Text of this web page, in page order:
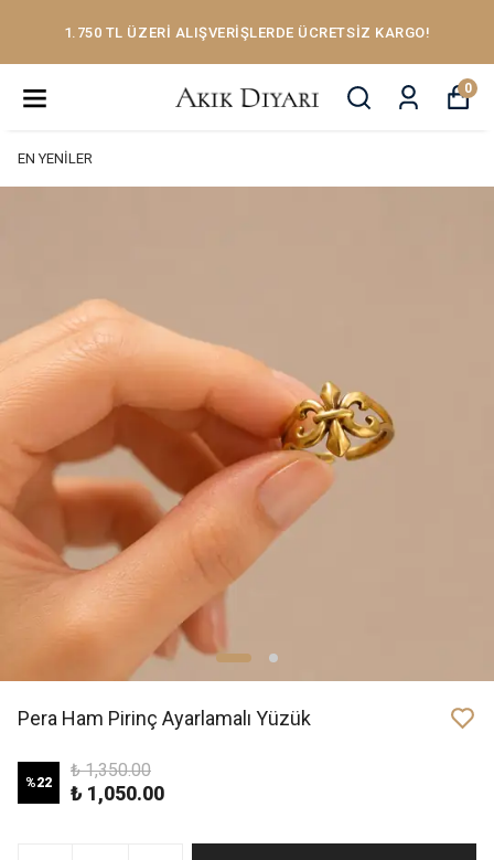
1.750 TL ÜZERİ ALIŞVERİŞLERDE ÜCRETSİZ KARGO!
0
EN YENİLER
Pera Ham Pirinç Ayarlamalı Yüzük
%22
₺ 1,350.00
₺ 1,050.00